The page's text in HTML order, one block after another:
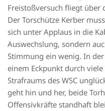
Freistoßversuch fliegt über
Der Torschütze Kerber
sich unter Applaus in die
Auswechslung, sondern
Stimmung ein wenig. In
einem Eckpunkt durch
Strafraums des WSC
geht hin und her, beide
Offensivkräfte standhaft